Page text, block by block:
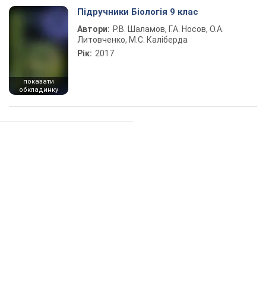
показати
обкладинку
Підручники Біологія 9 клас
Автори: Р.В. Шаламов, Г.А. Носов, О.А.
Литовченко, М.С. Каліберда
Рік: 2017